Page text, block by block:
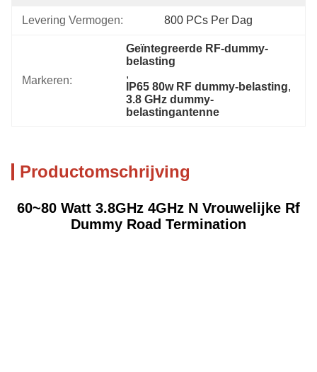
Levering Vermogen: 800 PCs Per Dag
Markeren:
Geïntegreerde RF-dummy-
belasting
,
IP65 80w RF dummy-belasting
3.8 GHz dummy-
belastingantenne
Productomschrijving
60~80 Watt 3.8GHz 4GHz N Vrouwelijke Rf
Dummy Road Termination